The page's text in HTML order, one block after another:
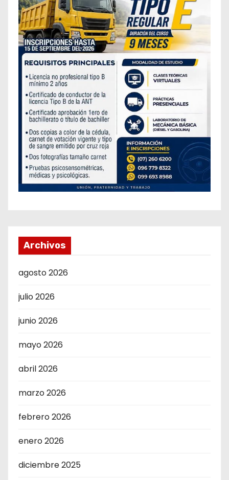
Archivos
agosto 2026
julio 2026
junio 2026
mayo 2026
abril 2026
marzo 2026
febrero 2026
enero 2026
diciembre 2025